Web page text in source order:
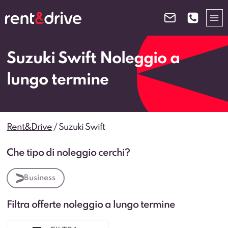
al
Suzuki Swift Noleggio a
lungo termine
Rent&Drive /Suzuki Swift
Che tipo di noleggio cerchi?
Business
Filtra offerte noleggio a lungo termine